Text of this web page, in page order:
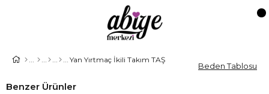
Yan Yırtmaç İkili Takım TAŞ
Benzer Ürünler
Beden Tablosu